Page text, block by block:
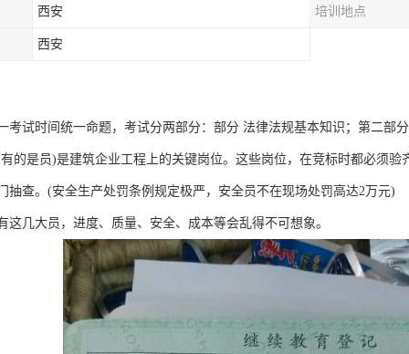
西安 培训地点
西安
考试时间统一命题，考试分两部分：部分 法律法规基本知识；第二部
的是员)是建筑企业工程上的关键岗位。这些岗位，在竞标时都必须
抽查。(安全生产处罚条例规定极严，安全员不在现场处罚高达2万元)
这几大员，进度、质量、安全、成本等会乱得不可想象。